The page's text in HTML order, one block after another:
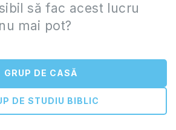
să fac acest lucru
mai pot?
GRUP DE CASĂ
DE STUDIU BIBLIC